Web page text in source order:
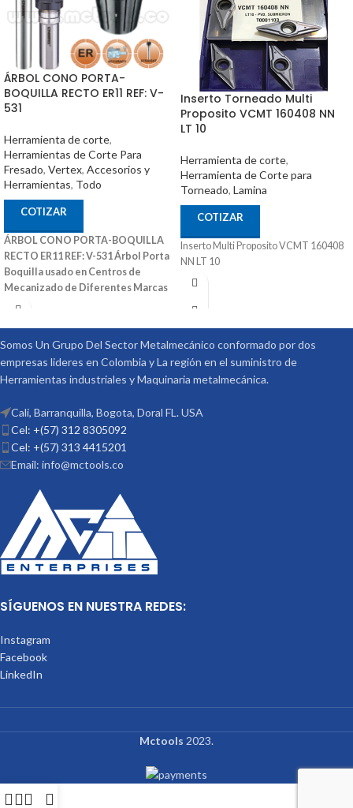
ÁRBOL CONO PORTA-
BOQUILLA RECTO ER11 REF: V-
531
Herramienta de corte,
Herramientas de Corte Para
Fresado, Vertex, Accesorios y
Herramientas, Todo
COTIZAR
ÁRBOL CONO PORTA-BOQUILLA
RECTO ER11 REF: V-531Árbol Porta
Boquilla usado en Centros de
Mecanizado de Diferentes Marcas
También Puede Ser Utilizado en
531 Medidas (DxL): 16X100 Código:
3007-311 Marca: Vertex
Inserto Torneado Multi
Proposito VCMT 160408 NN
LT 10
Herramienta de corte,
Herramienta de Corte para
Torneado, Lamina
COTIZAR
Inserto Multi Proposito VCMT 160408
NN LT 10
Somos Un Grupo Del Sector Metalmecánico conformado por dos
empresas lideres en Colombia y La región en el suministro de
Herramientas industriales y Maquinaria metalmecánica.
Cali, Barranquilla, Bogota, Doral FL. USA
Cel: +(57) 312 8305092
Cel: +(57) 313 4415201
Email: info@mctools.co
SÍGUENOS EN NUESTRA REDES:
Instagram
Facebook
LinkedIn
Mctools 2023.